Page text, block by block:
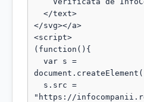
</svg></a>
<script>
(function(){
"https://